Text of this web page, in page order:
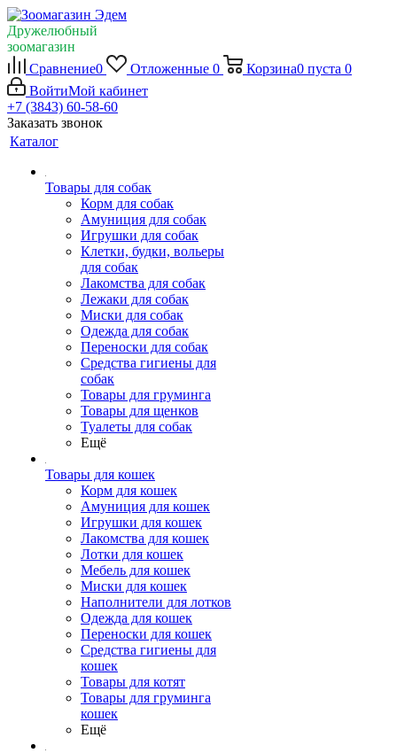
Дружелюбный
зоомагазин
Сравнение0 Отложенные 0 Корзина0 пуста 0
ВойтиМой кабинет
+7 (3843) 60-58-60
Заказать звонок
Каталог
Товары для собак
Корм для собак
Амуниция для собак
Игрушки для собак
Клетки, будки, вольеры
для собак
Лакомства для собак
Лежаки для собак
Миски для собак
Одежда для собак
Переноски для собак
Средства гигиены для
собак
Товары для груминга
Товары для щенков
Туалеты для собак
Ещё
Товары для кошек
Корм для кошек
Амуниция для кошек
Игрушки для кошек
Лакомства для кошек
Лотки для кошек
Мебель для кошек
Миски для кошек
Наполнители для лотков
Одежда для кошек
Переноски для кошек
Средства гигиены для
кошек
Товары для котят
Товары для груминга
кошек
Ещё